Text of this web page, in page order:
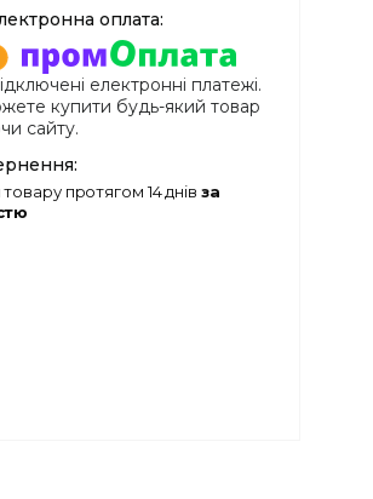
електронні платежі.
купити будь-який товар
сайту.
протягом 14 днів за